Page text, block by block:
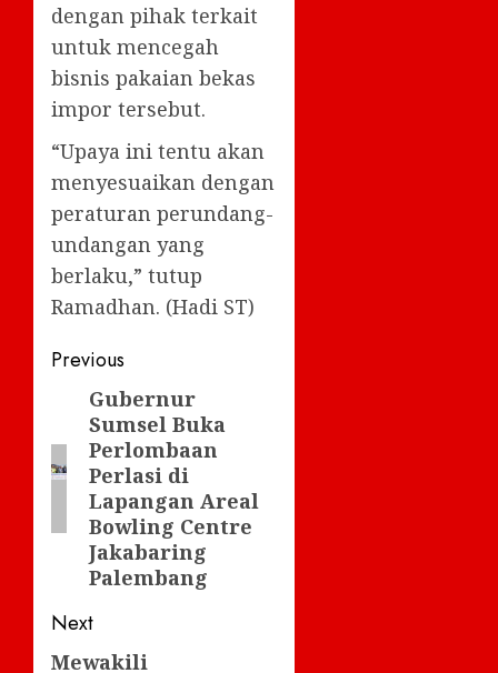
dengan pihak terkait
untuk mencegah
bisnis pakaian bekas
impor tersebut.
“Upaya ini tentu akan
menyesuaikan dengan
peraturan perundang-
undangan yang
berlaku,” tutup
Ramadhan. (Hadi ST)
Post
navigation
Previous
Previous
post:
Gubernur
Sumsel Buka
Perlombaan
Perlasi di
Lapangan Areal
Bowling Centre
Jakabaring
Palembang
Next
Next
Mewakili